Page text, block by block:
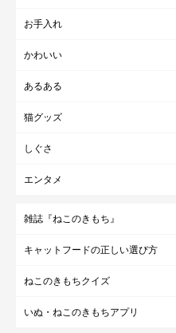
お手入れ
かわいい
あるある
猫グッズ
しぐさ
エンタメ
雑誌『ねこのきもち』
キャットフードの正しい選び方
ねこのきもちクイズ
いぬ・ねこのきもちアプリ